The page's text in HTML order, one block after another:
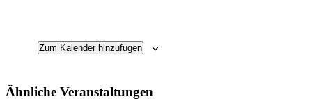
Zum Kalender hinzufügen
Ähnliche Veranstaltungen